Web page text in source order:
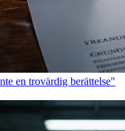
en trovärdig berättelse"